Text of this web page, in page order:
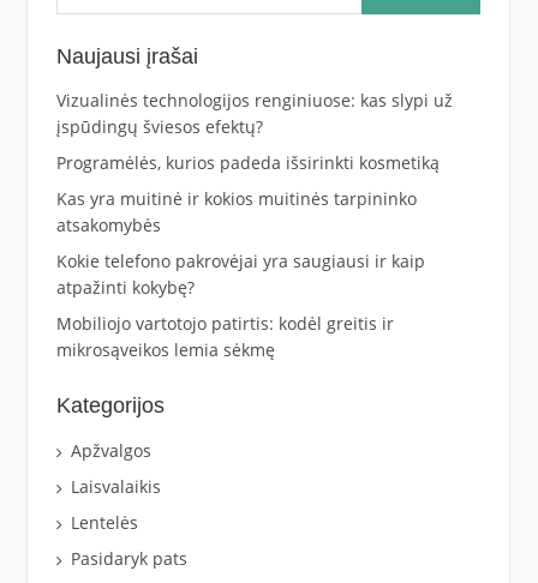
Naujausi įrašai
Vizualinės technologijos renginiuose: kas slypi už
įspūdingų šviesos efektų?
Programėlės, kurios padeda išsirinkti kosmetiką
Kas yra muitinė ir kokios muitinės tarpininko
atsakomybės
Kokie telefono pakrovėjai yra saugiausi ir kaip
atpažinti kokybę?
Mobiliojo vartotojo patirtis: kodėl greitis ir
mikrosąveikos lemia sėkmę
Kategorijos
Apžvalgos
Laisvalaikis
Lentelės
Pasidaryk pats